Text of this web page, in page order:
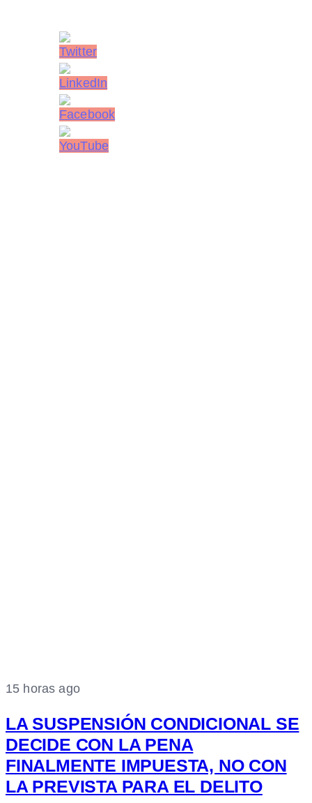
15 horas ago
LA SUSPENSIÓN CONDICIONAL SE
DECIDE CON LA PENA
FINALMENTE IMPUESTA, NO CON
LA PREVISTA PARA EL DELITO